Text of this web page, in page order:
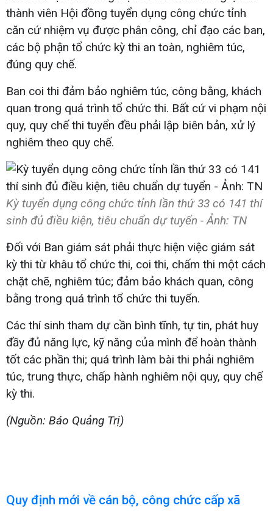
thành viên Hội đồng tuyển dụng công chức tỉnh
căn cứ nhiệm vụ được phân công, chỉ đạo các ban,
các bộ phận tổ chức kỳ thi an toàn, nghiêm túc,
đúng quy chế.
Ban coi thi đảm bảo nghiêm túc, công bằng, khách
quan trong quá trình tổ chức thi. Bất cứ vi phạm nội
quy, quy chế thi tuyển đều phải lập biên bản, xử lý
nghiêm theo quy chế.
Kỳ tuyển dụng công chức tỉnh lần thứ 33 có 141 thí
sinh đủ điều kiện, tiêu chuẩn dự tuyển - Ảnh: TN
Đối với Ban giám sát phải thực hiện việc giám sát
kỳ thi từ khâu tổ chức thi, coi thi, chấm thi một cách
chặt chẽ, nghiêm túc; đảm bảo khách quan, công
bằng trong quá trình tổ chức thi tuyển.
Các thí sinh tham dự cần bình tĩnh, tự tin, phát huy
đầy đủ năng lực, kỹ năng của mình để hoàn thành
tốt các phần thi; quá trình làm bài thi phải nghiêm
túc, trung thực, chấp hành nghiêm nội quy, quy chế
kỳ thi.
(Nguồn: Báo Quảng Trị)
Quy định mới về cán bộ, công chức cấp xã